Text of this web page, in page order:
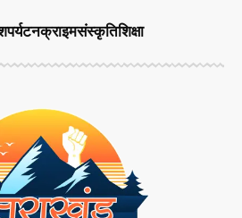
पर्यटनक्राइमसंस्कृतिशिक्षा